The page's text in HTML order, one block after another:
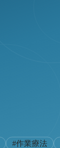
#作業療法